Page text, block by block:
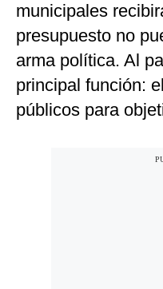
municipales
presupuesto no
arma política. Al
principal función:
públicos para